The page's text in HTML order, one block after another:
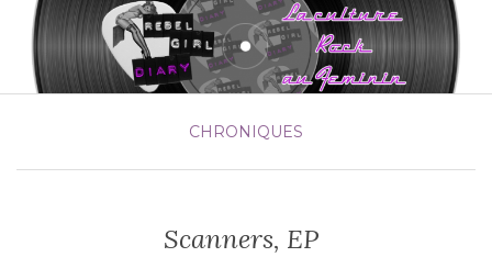
CHRONIQUES
Scanners, EP